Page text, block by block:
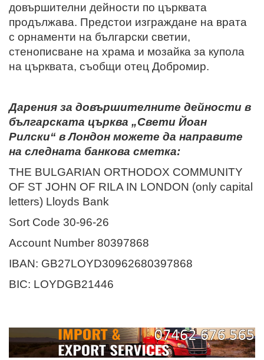
довършителни дейности по църквата
продължава. Предстои изграждане на врата
с орнаменти на български светии,
стенописване на храма и мозайка за купола
на църквата, съобщи отец Добромир.
Дарения за довършителните дейности в
българската църква „Свети Йоан
Рилски“ в Лондон можете да направите
на следната банкова сметка:
THE BULGARIAN ORTHODOX COMMUNITY
OF ST JOHN OF RILA IN LONDON (only capital
letters) Lloyds Bank
Sort Code 30-96-26
Account Number 80397868
IBAN: GB27LOYD30962680397868
BIC: LOYDGB21446